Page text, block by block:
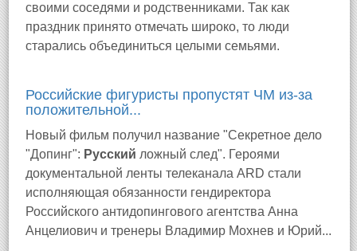
своими соседями и родственниками. Так как
праздник принято отмечать широко, то люди
старались объединиться целыми семьями.
Российские фигуристы пропустят ЧМ из-за
положительной...
Новый фильм получил название "Секретное дело
"Допинг": Русский ложный след". Героями
документальной ленты телеканала ARD стали
исполняющая обязанности гендиректора
Российского антидопингового агентства Анна
Анцелиович и тренеры Владимир Мохнев и Юрий...